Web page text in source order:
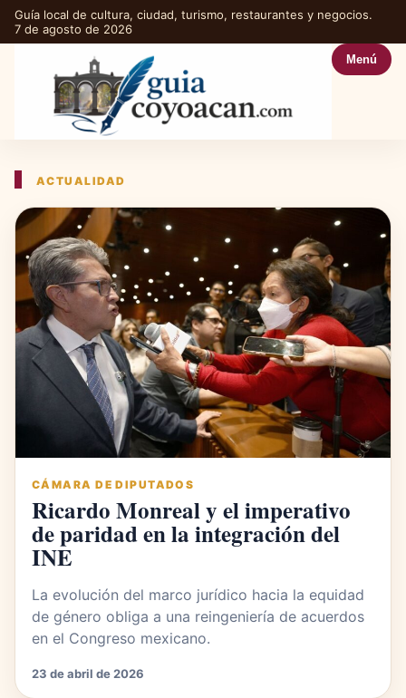
Guía local de cultura, ciudad, turismo, restaurantes y negocios.
7 de agosto de 2026
Menú
ACTUALIDAD
CÁMARA DE DIPUTADOS
Ricardo Monreal y el imperativo
de paridad en la integración del
INE
La evolución del marco jurídico hacia la equidad
de género obliga a una reingeniería de acuerdos
en el Congreso mexicano.
23 de abril de 2026